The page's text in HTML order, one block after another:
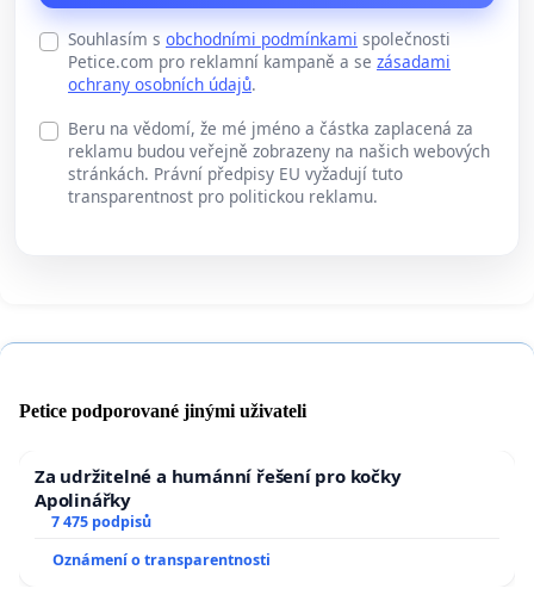
Souhlasím s obchodními podmínkami společnosti
Petice.com pro reklamní kampaně a se zásadami
ochrany osobních údajů.
Beru na vědomí, že mé jméno a částka zaplacená za
reklamu budou veřejně zobrazeny na našich webových
stránkách. Právní předpisy EU vyžadují tuto
transparentnost pro politickou reklamu.
Petice podporované jinými uživateli
Za udržitelné a humánní řešení pro kočky
Apolinářky
7 475 podpisů
Oznámení o transparentnosti